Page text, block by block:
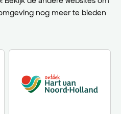
nog meer te bieden